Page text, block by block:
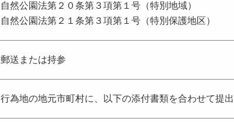
自然公園法第２０条第３項第１号（特別地域）
自然公園法第２１条第３項第１号（特別保護地区）
郵送または持参
行為地の地元市町村に、以下の添付書類を合わせて提出